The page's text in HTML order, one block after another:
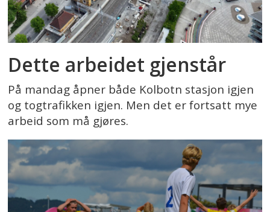
Dette arbeidet gjenstår
På mandag åpner både Kolbotn stasjon igjen
og togtrafikken igjen. Men det er fortsatt mye
arbeid som må gjøres.